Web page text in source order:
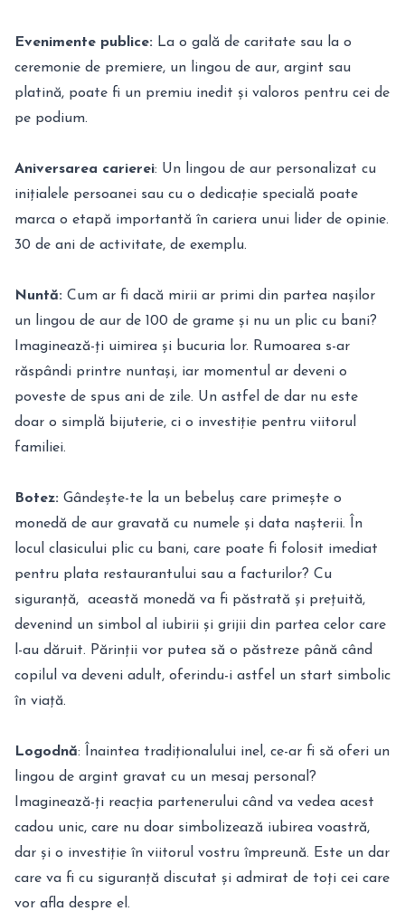
Evenimente publice: La o gală de caritate sau la o
ceremonie de premiere, un lingou de aur, argint sau
platină, poate fi un premiu inedit și valoros pentru cei de
pe podium.
Aniversarea carierei: Un lingou de aur personalizat cu
inițialele persoanei sau cu o dedicație specială poate
marca o etapă importantă în cariera unui lider de opinie.
30 de ani de activitate, de exemplu.
Nuntă: Cum ar fi dacă mirii ar primi din partea nașilor
un lingou de aur de 100 de grame și nu un plic cu bani?
Imaginează-ți uimirea și bucuria lor. Rumoarea s-ar
răspândi printre nuntași, iar momentul ar deveni o
poveste de spus ani de zile. Un astfel de dar nu este
doar o simplă bijuterie, ci o investiție pentru viitorul
familiei.
Botez: Gândește-te la un bebeluș care primește o
monedă de aur gravată cu numele și data nașterii. În
locul clasicului plic cu bani, care poate fi folosit imediat
pentru plata restaurantului sau a facturilor? Cu
siguranță, această monedă va fi păstrată și prețuită,
devenind un simbol al iubirii și grijii din partea celor care
l-au dăruit. Părinții vor putea să o păstreze până când
copilul va deveni adult, oferindu-i astfel un start simbolic
în viață.
Logodnă: Înaintea tradiționalului inel, ce-ar fi să oferi un
lingou de argint gravat cu un mesaj personal?
Imaginează-ți reacția partenerului când va vedea acest
cadou unic, care nu doar simbolizează iubirea voastră,
dar și o investiție în viitorul vostru împreună. Este un dar
care va fi cu siguranță discutat și admirat de toți cei care
vor afla despre el.